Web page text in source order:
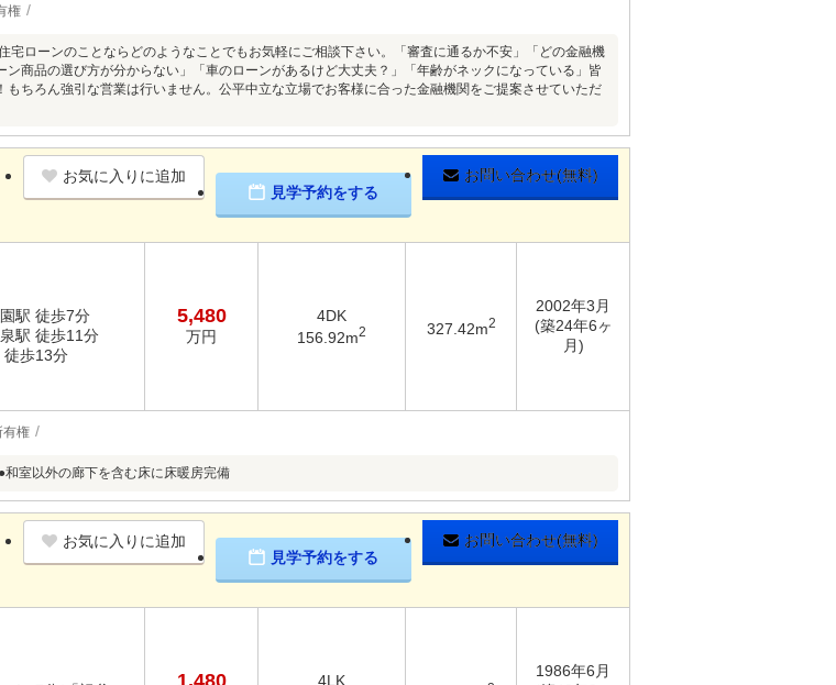
権
宅ローンのことならどのようなことでもお気軽にご相談下さい。「審査に通るか不安」「どの金融機
商品の選び方が分からない」「車のローンがあるけど大丈夫？」「年齢がネックになっている」皆
ちろん強引な営業は行いません。公平中立な立場でお客様に合った金融機関をご提案させていただ
お気に入りに追加
見学予約をする
お問い合わせ(無料)
駅 徒歩7分
駅 徒歩11分
徒歩13分
5,480
万円
4DK
156.92m2 327.42m2
2002年3月
(築24年6ヶ
月)
有権
室以外の廊下を含む床に床暖房完備
お気に入りに追加
見学予約をする
お問い合わせ(無料)
4LK
1986年6月